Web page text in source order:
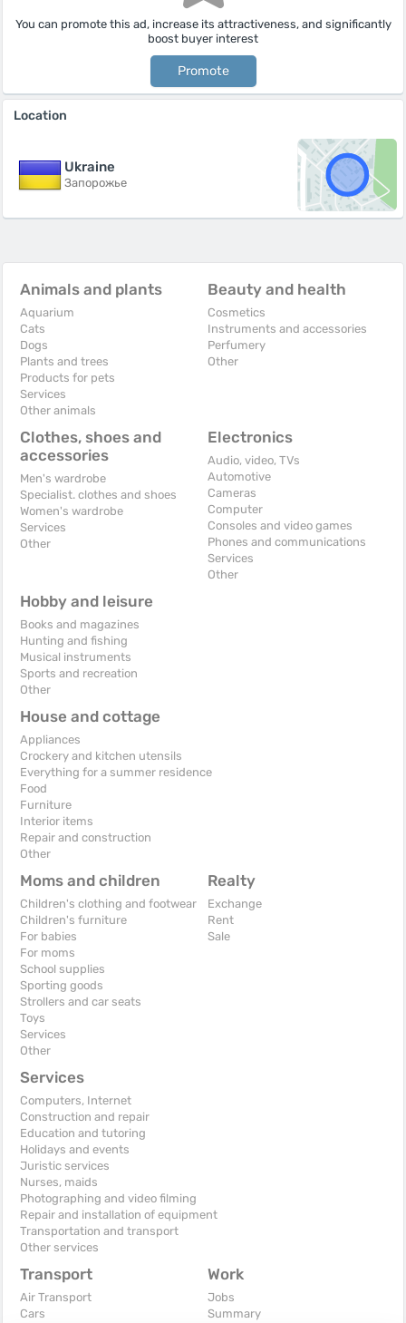
You can promote this ad, increase its attractiveness, and significantly
boost buyer interest
Promote
Location
Ukraine
Запорожье
Animals and plants
Aquarium
Cats
Dogs
Plants and trees
Products for pets
Services
Other animals
Beauty and health
Cosmetics
Instruments and accessories
Perfumery
Other
Clothes, shoes and
accessories
Men's wardrobe
Specialist. clothes and shoes
Women's wardrobe
Services
Other
Electronics
Audio, video, TVs
Automotive
Cameras
Computer
Consoles and video games
Phones and communications
Services
Other
Hobby and leisure
Books and magazines
Hunting and fishing
Musical instruments
Sports and recreation
Other
House and cottage
Appliances
Crockery and kitchen utensils
Everything for a summer residence
Food
Furniture
Interior items
Repair and construction
Other
Moms and children
Children's clothing and footwear
Children's furniture
For babies
For moms
School supplies
Sporting goods
Strollers and car seats
Toys
Services
Other
Realty
Exchange
Rent
Sale
Services
Computers, Internet
Construction and repair
Education and tutoring
Holidays and events
Juristic services
Nurses, maids
Photographing and video filming
Repair and installation of equipment
Transportation and transport
Other services
Transport
Air Transport
Cars
Work
Jobs
Summary